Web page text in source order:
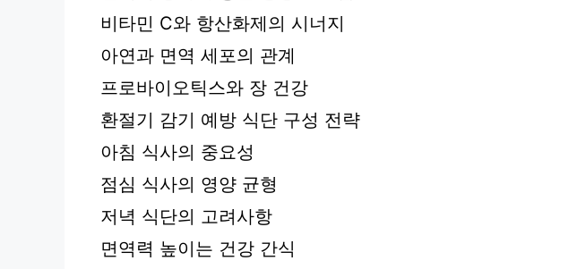
비타민 C와 항산화제의 시너지
아연과 면역 세포의 관계
프로바이오틱스와 장 건강
환절기 감기 예방 식단 구성 전략
아침 식사의 중요성
점심 식사의 영양 균형
저녁 식단의 고려사항
면역력 높이는 건강 간식